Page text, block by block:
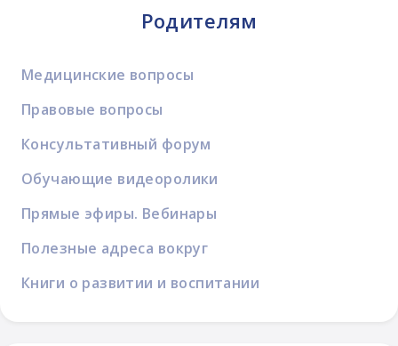
Родителям
Медицинские вопросы
Правовые вопросы
Консультативный форум
Обучающие видеоролики
Прямые эфиры. Вебинары
Полезные адреса вокруг
Книги о развитии и воспитании